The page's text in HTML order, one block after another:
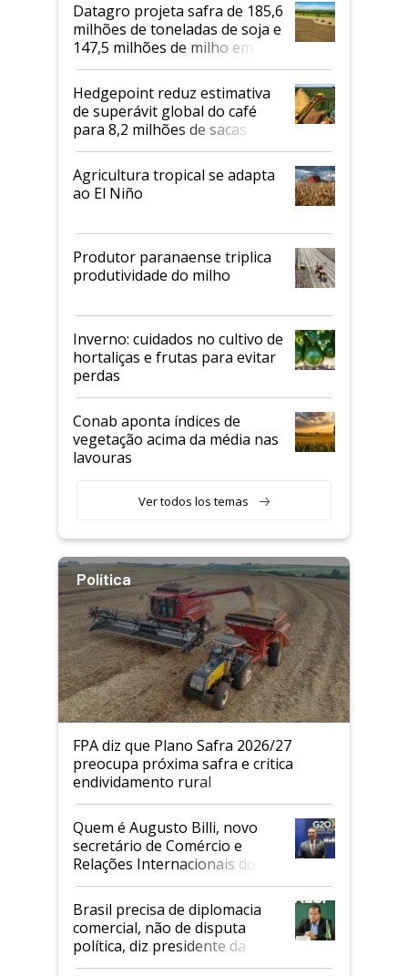
Datagro projeta safra de 185,6
milhões de toneladas de soja e
147,5 milhões de milho em
2026/27
Hedgepoint reduz estimativa
de superávit global do café
para 8,2 milhões de sacas
Agricultura tropical se adapta
ao El Niño
Produtor paranaense triplica
produtividade do milho
Inverno: cuidados no cultivo de
hortaliças e frutas para evitar
perdas
Conab aponta índices de
vegetação acima da média nas
lavouras
Ver todos los temas
Política
FPA diz que Plano Safra 2026/27
preocupa próxima safra e critica
endividamento rural
Quem é Augusto Billi, novo
secretário de Comércio e
Relações Internacionais do
Mapa
Brasil precisa de diplomacia
comercial, não de disputa
política, diz presidente da
Faesp